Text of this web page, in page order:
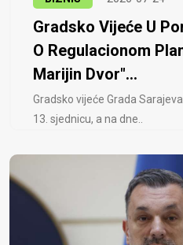
Gradsko Vijeće U
O Regulacionom
Marijin Dvor"...
Gradsko vijeće Grada
13. sjednicu, a na dne..